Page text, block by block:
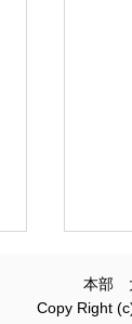
本部
Copy Right